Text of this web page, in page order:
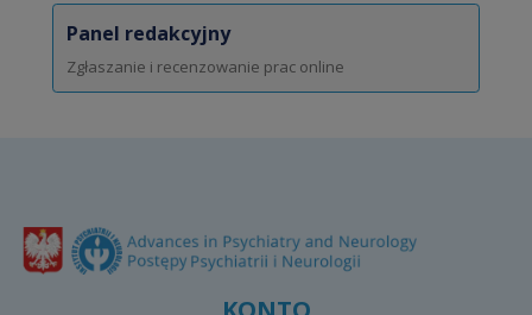
Panel redakcyjny
Zgłaszanie i recenzowanie prac online